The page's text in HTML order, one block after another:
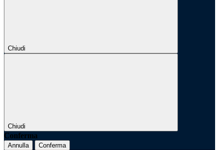
Chiudi
Chiudi
Conferma
Annulla Conferma